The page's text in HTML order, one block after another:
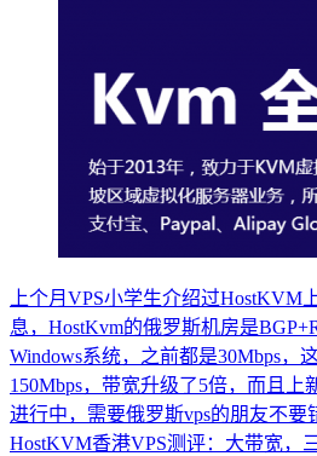
上个月VPS小学生介绍过HostKVM
息，HostKvm的俄罗斯机房是
Windows系统，之前都是30Mbps，
150Mbps，带宽升级了5倍，而且上
进行中，需要俄罗斯vps的朋友不要
HostKVM香港VPS测评：大带宽，